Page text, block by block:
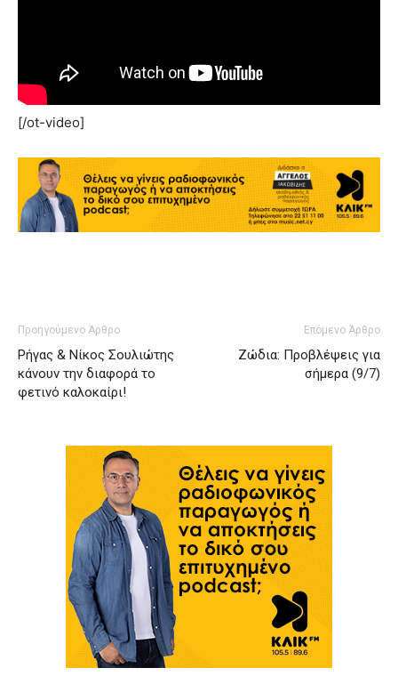
[/ot-video]
Προηγούμενο Άρθρο
Ρήγας & Νίκος Σουλιώτης
κάνουν την διαφορά το
φετινό καλοκαίρι!
Επόμενο Άρθρο
Ζώδια: Προβλέψεις για
σήμερα (9/7)